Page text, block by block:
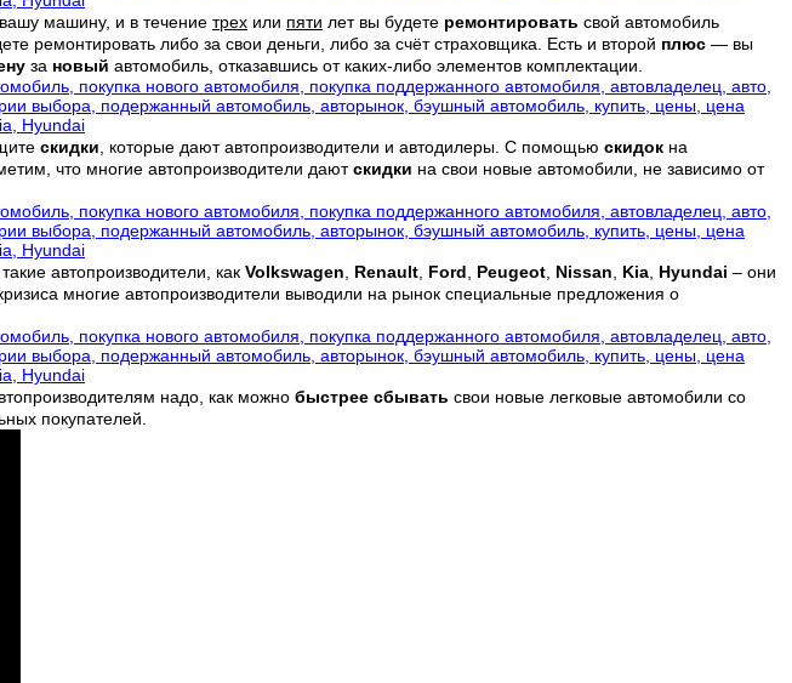
машину, и в течение трех или пяти лет вы будете ремонтировать свой автомобиль
ремонтировать либо за свои деньги, либо за счёт страховщика. Есть и второй плюс — вы
за новый автомобиль, отказавшись от каких-либо элементов комплектации.
скидки , которые дают автопроизводители и автодилеры. С помощью скидок на
что многие автопроизводители даютскидки на свои новые автомобили, не зависимо от
автопроизводители, как Volkswagen Renault Ford Peugeot Nissan Kia Hyundai – они
многие автопроизводители выводили на рынок специальные предложения о
надо, как можно быстрее сбывать свои новые легковые автомобили со
покупателей.